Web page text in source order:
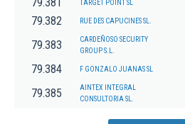
79.381 TARGET POINT SL
79.382 RUE DES CAPUCINES SL.
79.383
CARDEÑOSO SECURITY
GROUP S.L.
79.384 F GONZALO JUANAS SL
79.385
AINTEX INTEGRAL
CONSULTORIA SL.